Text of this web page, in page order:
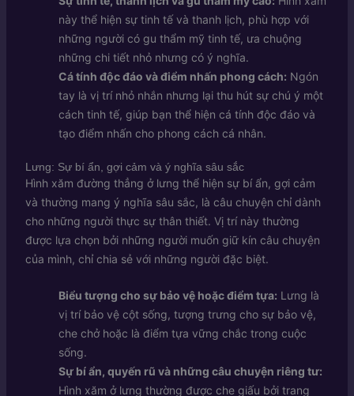
này thể hiện sự tinh tế và thanh lịch, phù hợp với
những người có gu thẩm mỹ tinh tế, ưa chuộng
những chi tiết nhỏ nhưng có ý nghĩa.
Cá tính độc đáo và điểm nhấn phong cách: Ngón
tay là vị trí nhỏ nhắn nhưng lại thu hút sự chú ý một
cách tinh tế, giúp bạn thể hiện cá tính độc đáo và
tạo điểm nhấn cho phong cách cá nhân.
Lưng: Sự bí ẩn, gợi cảm và ý nghĩa sâu sắc
Hình xăm đường thẳng ở lưng thể hiện sự bí ẩn, gợi cảm
và thường mang ý nghĩa sâu sắc, là câu chuyện chỉ dành
cho những người thực sự thân thiết. Vị trí này thường
được lựa chọn bởi những người muốn giữ kín câu chuyện
của mình, chỉ chia sẻ với những người đặc biệt.
Biểu tượng cho sự bảo vệ hoặc điểm tựa: Lưng là
vị trí bảo vệ cột sống, tượng trưng cho sự bảo vệ,
che chở hoặc là điểm tựa vững chắc trong cuộc
sống.
Sự bí ẩn, quyến rũ và những câu chuyện riêng tư:
Hình xăm ở lưng thường được che giấu bởi trang